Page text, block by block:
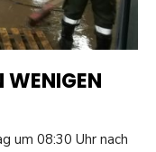
WENIGEN
um 08:30 Uhr nach